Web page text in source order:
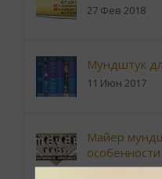
27 Фев 2018
Мундштук
11 Июн 2017
Майер
особенности
12 Июл 2017